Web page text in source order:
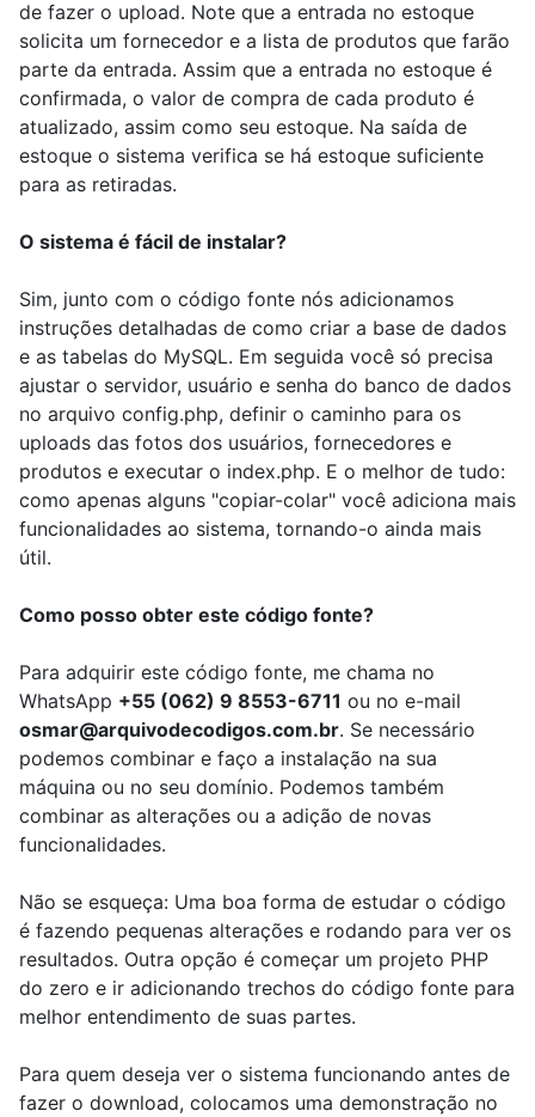
de fazer o upload. Note que a entrada no estoque
solicita um fornecedor e a lista de produtos que farão
parte da entrada. Assim que a entrada no estoque é
confirmada, o valor de compra de cada produto é
atualizado, assim como seu estoque. Na saída de
estoque o sistema verifica se há estoque suficiente
para as retiradas.
O sistema é fácil de instalar?
Sim, junto com o código fonte nós adicionamos
instruções detalhadas de como criar a base de dados
e as tabelas do MySQL. Em seguida você só precisa
ajustar o servidor, usuário e senha do banco de dados
no arquivo config.php, definir o caminho para os
uploads das fotos dos usuários, fornecedores e
produtos e executar o index.php. E o melhor de tudo:
como apenas alguns "copiar-colar" você adiciona mais
funcionalidades ao sistema, tornando-o ainda mais
útil.
Como posso obter este código fonte?
Para adquirir este código fonte, me chama no
WhatsApp +55 (062) 9 8553-6711 ou no e-mail
osmar@arquivodecodigos.com.br. Se necessário
podemos combinar e faço a instalação na sua
máquina ou no seu domínio. Podemos também
combinar as alterações ou a adição de novas
funcionalidades.
Não se esqueça: Uma boa forma de estudar o código
é fazendo pequenas alterações e rodando para ver os
resultados. Outra opção é começar um projeto PHP
do zero e ir adicionando trechos do código fonte para
melhor entendimento de suas partes.
Para quem deseja ver o sistema funcionando antes de
fazer o download, colocamos uma demonstração no